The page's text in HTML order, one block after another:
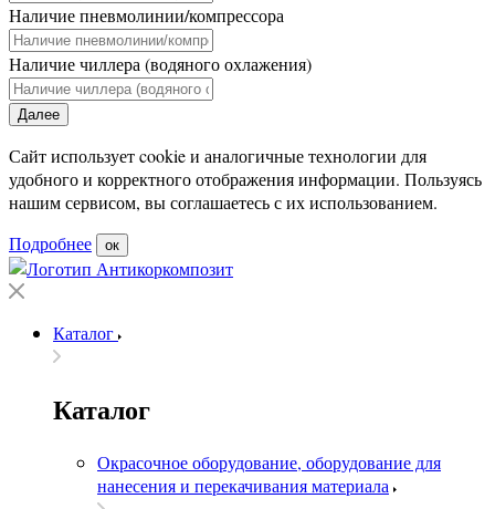
Наличие пневмолинии/компрессора
Наличие чиллера (водяного охлажения)
Далее
Сайт использует cookie и аналогичные технологии для
удобного и корректного отображения информации. Пользуясь
нашим сервисом, вы соглашаетесь с их использованием.
Подробнее
ок
Каталог
Каталог
Окрасочное оборудование, оборудование для
нанесения и перекачивания материала